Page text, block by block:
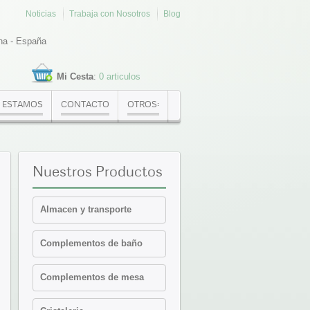
Noticias Trabaja con Nosotros Blog
- España
Mi Cesta: 0 articulos
CONTACTO OTROS:
Nuestros Productos
Almacen y transporte
Contenedores y cajas
isotermicas
Estanterias
Palets PVC y plataformas
Complementos de baño
Complementos de mesa